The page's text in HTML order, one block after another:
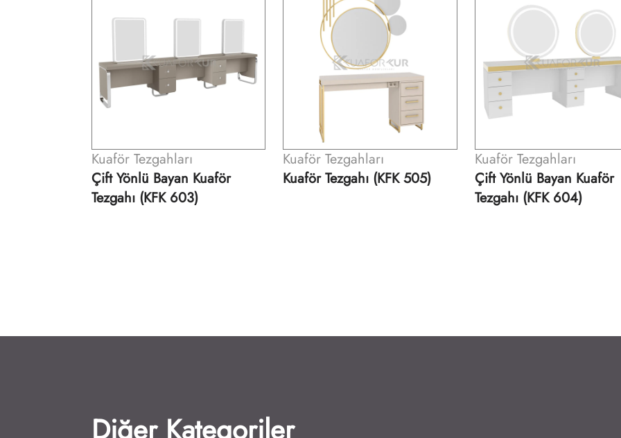
Kuaför Tezgahları
Kuaför Tezgahı (KFK 505)
Kuaför Tezgahları
Çift Yönlü Bayan Kuaför
Kuaför Tezgahları
Kuaför Tezgahı (KFK 621)
Diğer Kategoriler